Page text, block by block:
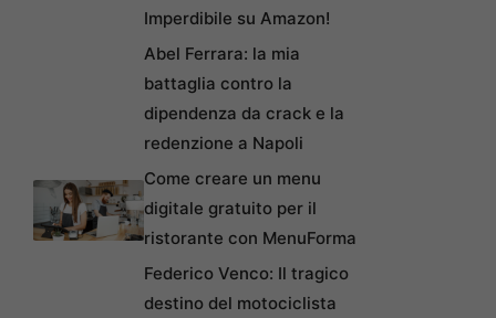
Imperdibile su Amazon!
Abel Ferrara: la mia
battaglia contro la
dipendenza da crack e la
redenzione a Napoli
Come creare un menu
digitale gratuito per il
ristorante con MenuForma
Federico Venco: Il tragico
destino del motociclista